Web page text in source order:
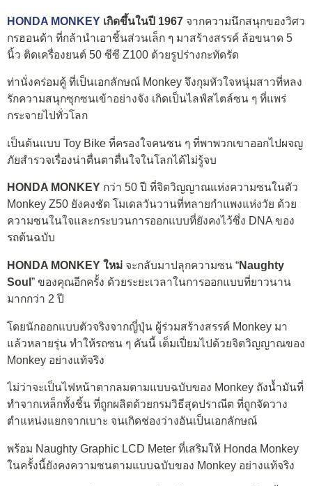
HONDA MONKEY เกิดขึ้นในปี 1967 จากความนึกสนุกของวิศว
กรฮอนด้า ที่กล้านำเอาชิ้นส่วนเล็ก ๆ มาสร้างสรรค์ ล้อขนาด 5
นิ้ว ติดเครื่องยนต์ 50 ซีซี Z100 ด้วยรูปร่างกะทัดรัด
ท่านั่งคร่อมคู้ ที่เป็นเอกลักษณ์ Monkey จึงกุมหัวใจหนุ่มสาวที่หลง
รักความสนุกซุกซนเข้าอย่างจัง เกิดเป็นไลฟ์สไตล์ซน ๆ ที่แพร่
กระจายไปทั่วโลก
เป็นต้นแบบ Toy Bike ที่ครองใจคนซน ๆ ที่พาพวกเขาออกไปผจญ
ภัยสำรวจเรื่องน่าตื่นตาตื่นใจในโลกได้ไม่รู้จบ
HONDA MONKEY กว่า 50 ปี ที่จิตวิญญาณแห่งความซนในตัว
Monkey Z50 ยังคงชัด โมเดลวันวานที่ทลายกำแพงแห่งวัย ด้วย
ความซนในใจและกระบวนการออกแบบที่ยังคงไว้ซึ่ง DNA ของ
รถต้นฉบับ
HONDA MONKEY ใหม่ จะกลับมาปลุกความซน “Naughty
Soul ” ของคุณอีกครั้ง ด้วยระยะเวลาในการออกแบบที่ยาวนาน
มากกว่า 2 ปี
โดยนักออกแบบตัวจริงจากญี่ปุ่น ผู้ร่วมสร้างสรรค์ Monkey มา
แล้วหลายรุ่น ทำให้รถซน ๆ คันนี้ เต็มเปี่ยมไปด้วยจิตวิญญาณของ
Monkey อย่างแท้จริง
ไม่ว่าจะเป็นไฟหน้าตากลมตามแบบฉบับของ Monkey ถังน้ำมันที่
ทำจากเหล็กทั้งชิ้น ที่ถูกผลิตด้วยกรมวิธีสุดปราณีต ที่ถูกจัดวาง
ตำแหน่งแยกจากเบาะ จนเกิดช่องว่างอันเป็นเอกลักษณ์
พร้อม Naughty Graphic LCD Meter ที่เสริมให้ Honda Monkey
ในครั้งนี้ยังคงความซนตามแบบฉบับของ Monkey อย่างแท้จริง